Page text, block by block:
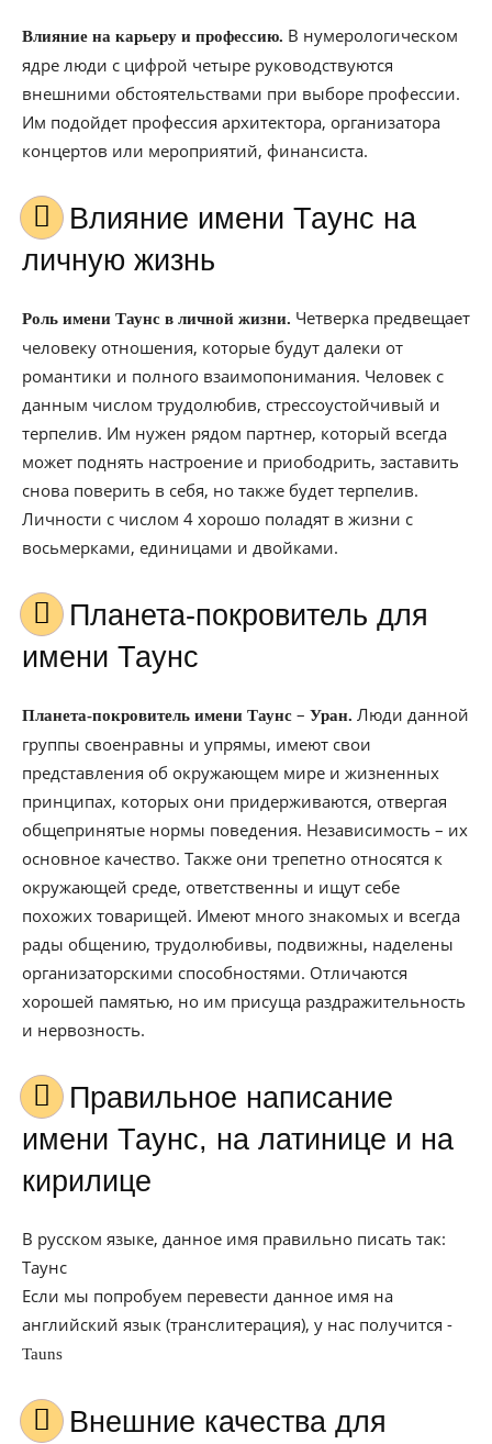
Влияние на карьеру и профессию. В нумерологическом
ядре люди с цифрой четыре руководствуются
внешними обстоятельствами при выборе профессии.
Им подойдет профессия архитектора, организатора
концертов или мероприятий, финансиста.
Влияние имени Таунс на
личную жизнь
Роль имени Таунс в личной жизни. Четверка предвещает
человеку отношения, которые будут далеки от
романтики и полного взаимопонимания. Человек с
данным числом трудолюбив, стрессоустойчивый и
терпелив. Им нужен рядом партнер, который всегда
может поднять настроение и приободрить, заставить
снова поверить в себя, но также будет терпелив.
Личности с числом 4 хорошо поладят в жизни с
восьмерками, единицами и двойками.
Планета-покровитель для
имени Таунс
Планета-покровитель имени Таунс – Уран. Люди данной
группы своенравны и упрямы, имеют свои
представления об окружающем мире и жизненных
принципах, которых они придерживаются, отвергая
общепринятые нормы поведения. Независимость – их
основное качество. Также они трепетно относятся к
окружающей среде, ответственны и ищут себе
похожих товарищей. Имеют много знакомых и всегда
рады общению, трудолюбивы, подвижны, наделены
организаторскими способностями. Отличаются
хорошей памятью, но им присуща раздражительность
и нервозность.
Правильное написание
имени Таунс, на латинице и на
кирилице
В русском языке, данное имя правильно писать так:
Таунс
Если мы попробуем перевести данное имя на
английский язык (транслитерация), у нас получится -
Tauns
Внешние качества для